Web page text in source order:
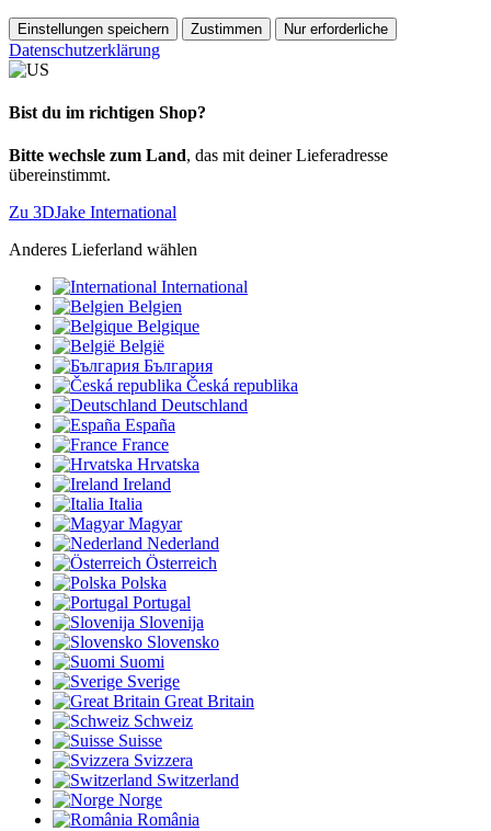
Einstellungen speichern Zustimmen Nur erforderliche
Datenschutzerklärung
Bist du im richtigen Shop?
Bitte wechsle zum Land, das mit deiner Lieferadresse
übereinstimmt.
Zu 3DJake International
Anderes Lieferland wählen
International
Belgien
Belgique
België
България
Česká republika
Deutschland
España
France
Hrvatska
Ireland
Italia
Magyar
Nederland
Österreich
Polska
Portugal
Slovenija
Slovensko
Suomi
Sverige
Great Britain
Schweiz
Suisse
Svizzera
Switzerland
Norge
România